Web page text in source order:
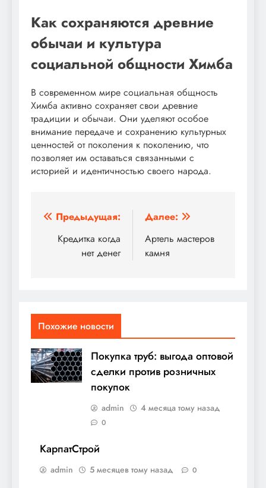
Как сохраняются древние
обычаи и культура
социальной общности Химба
В современном мире социальная общность
Химба активно сохраняет свои древние
традиции и обычаи. Они уделяют особое
внимание передаче и сохранению культурных
ценностей от поколения к поколению, что
позволяет им оставаться связанными с
историей и идентичностью своего народа.
Навигация
по
записям
Предыдущая:
Кредитка когда
нет денег
Далее:
Артель мастеров
камня
Похожие новости
Покупка труб: выгода оптовой
сделки против розничных
покупок
admin 4 месяца тому назад
0
КарпатСтрой
admin 5 месяцев тому назад 0